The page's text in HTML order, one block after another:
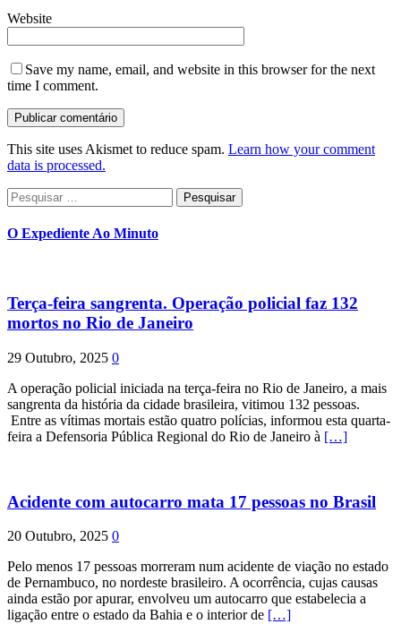
Website
Save my name, email, and website in this browser for the next
time I comment.
This site uses Akismet to reduce spam. Learn how your comment
data is processed.
Pesquisar
por:
O Expediente Ao Minuto
Terça-feira sangrenta. Operação policial faz 132
mortos no Rio de Janeiro
29 Outubro, 2025 0
A operação policial iniciada na terça-feira no Rio de Janeiro, a mais
sangrenta da história da cidade brasileira, vitimou 132 pessoas.
Entre as vítimas mortais estão quatro polícias, informou esta quarta-
feira a Defensoria Pública Regional do Rio de Janeiro à […]
Acidente com autocarro mata 17 pessoas no Brasil
20 Outubro, 2025 0
Pelo menos 17 pessoas morreram num acidente de viação no estado
de Pernambuco, no nordeste brasileiro. A ocorrência, cujas causas
ainda estão por apurar, envolveu um autocarro que estabelecia a
ligação entre o estado da Bahia e o interior de […]